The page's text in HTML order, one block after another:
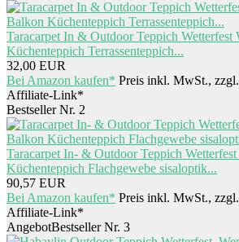
Taracarpet In & Outdoor Teppich Wetterfest
Küchenteppich Terrassenteppich...
32,00 EUR
Bei Amazon kaufen* Preis inkl. MwSt.,
Affiliate-Link*
Bestseller Nr. 2
Taracarpet In- & Outdoor Teppich
Küchenteppich Flachgewebe sisaloptik...
90,57 EUR
Bei Amazon kaufen* Preis inkl. MwSt.,
Affiliate-Link*
AngebotBestseller Nr. 3